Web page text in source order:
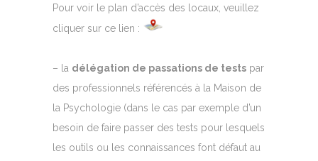
Pour voir le plan d’accès des locaux, veuillez
cliquer sur ce lien :
– la délégation de passations de tests par
des professionnels référencés à la Maison de
la Psychologie (dans le cas par exemple d’un
besoin de faire passer des tests pour lesquels
les outils ou les connaissances font défaut au